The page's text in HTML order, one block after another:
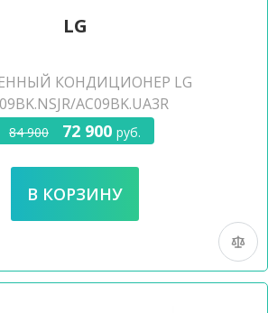
LG
КОНДИЦИОНЕР LG
AC09BK.UA3R
84 900 72 900 руб.